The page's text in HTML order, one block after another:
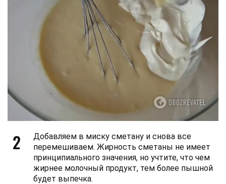
2
Добавляем в миску сметану и снова все
перемешиваем. Жирность сметаны не имеет
принципиального значения, но учтите, что чем
жирнее молочный продукт, тем более пышной
будет выпечка.